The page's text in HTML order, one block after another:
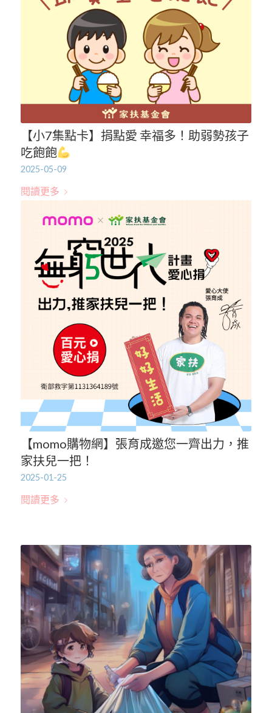
【小7集點卡】捐點愛 幸福多！助弱勢孩子
吃飽飽
2025-05-09
閱讀更多
【momo購物網】張育成邀您一齊出力，推
家扶兒一把！
2025-01-25
閱讀更多